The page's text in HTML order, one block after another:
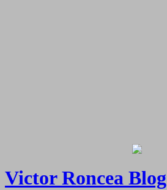
Victor Roncea Blog